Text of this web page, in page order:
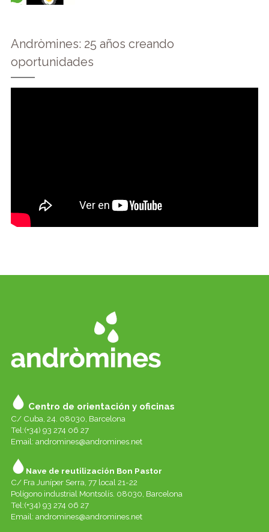
Andròmines: 25 años creando
oportunidades
Centro de orientación y oficinas
C/ Cuba, 24. 08030, Barcelona
Tel:(+34) 93 274 06 27
Email: andromines@andromines.net
Nave de reutilización Bon Pastor
C/ Fra Juníper Serra, 77 local 21-22
Polígono industrial Montsolís. 08030, Barcelona
Tel:(+34) 93 274 06 27
Email: andromines@andromines.net